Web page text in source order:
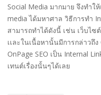
Social Media มากมาย จึงทำใ
media ได้มหาศาล วิธีการทำ
สามารถทำได้ดังนี้ เช่น เว็บไซ
เเละในเนื้อหานั้นมีการกล่าวถึ
OnPage SEO เป็น Internal
เทนต์เรื่องนั้นๆได้เลย